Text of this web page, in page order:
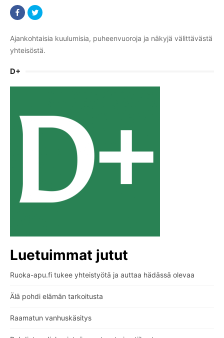
Ajankohtaisia kuulumisia, puheenvuoroja ja näkyjä välittävästä
yhteisöstä.
D+
Luetuimmat jutut
Ruoka-apu.fi tukee yhteistyötä ja auttaa hädässä olevaa
Älä pohdi elämän tarkoitusta
Raamatun vanhuskäsitys